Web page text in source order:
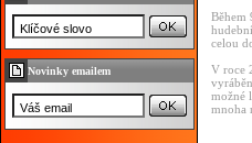
Novinky emailem
Během
celou
V roce
možné
mnoha